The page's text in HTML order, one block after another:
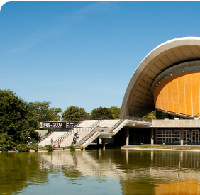
kritisches Bewusstsein für Vernetzungen
radikale und feministische Pädagogik.
ganzheitlichen Zugang werden auch die
Auffassungen eines Laboratoriums
lädt die Teilnehmenden
Begegnung ein, die ein Lernen in
informativen Lernen vorzieht und dessen
ganzheitlicher Ansatz auch das
miteinschließt.
10.30–13h
Entwicklungsziele für Marsianische
Workshop im Hauptfoyer